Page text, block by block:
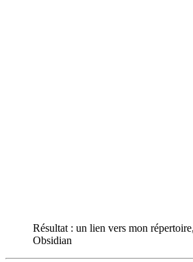
Résultat : un lien vers mon
Obsidian